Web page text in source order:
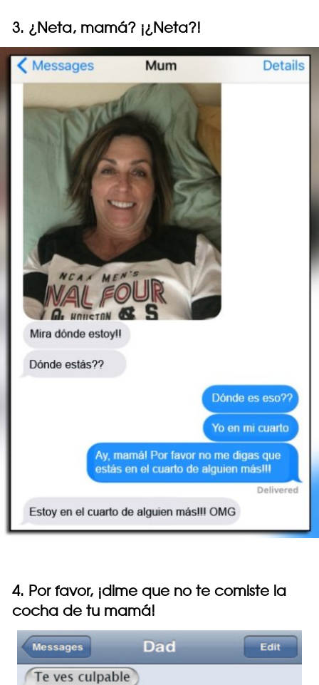
3. ¿Neta, mamá? ¡¿Neta?!
4. Por favor, ¡dime que no te comiste la
cocha de tu mamá!